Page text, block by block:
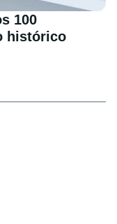
100
histórico